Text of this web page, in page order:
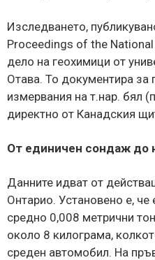
Изследването,
Proceedings of the
дело на геохимици от
Отава. То документира за
измервания на т.нар. бял
директно от Канадския
От единичен сондаж до
Данните идват от
Онтарио. Установено е,
средно 0,008 метрични
около 8 килограма,
среден автомобил. На